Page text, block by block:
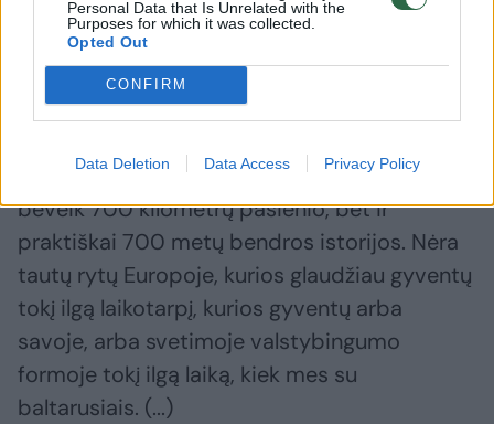
Personal Data that Is Unrelated with the
Purposes for which it was collected.
Opted Out
CONFIRM
Data Deletion Data Access Privacy Policy
analitikas Maksimas Milta aiškino, kad šiuo
atveju reikėtų atsižvelgti į tris svarbiausias
tezes.
„Pirmoji tezė: lietuviai ir baltarusiai turi ne tik
beveik 700 kilometrų pasienio, bet ir
praktiškai 700 metų bendros istorijos. Nėra
tautų rytų Europoje, kurios glaudžiau gyventų
tokį ilgą laikotarpį, kurios gyventų arba
savoje, arba svetimoje valstybingumo
formoje tokį ilgą laiką, kiek mes su
baltarusiais. (...)